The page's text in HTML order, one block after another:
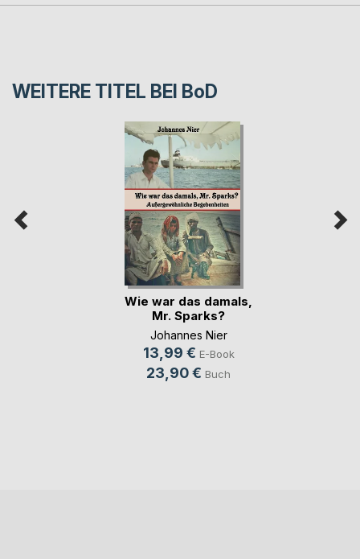
WEITERE TITEL BEI BoD
Wie war das damals,
Mr. Sparks?
Johannes Nier
13,99 € E-Book
23,90 € Buch